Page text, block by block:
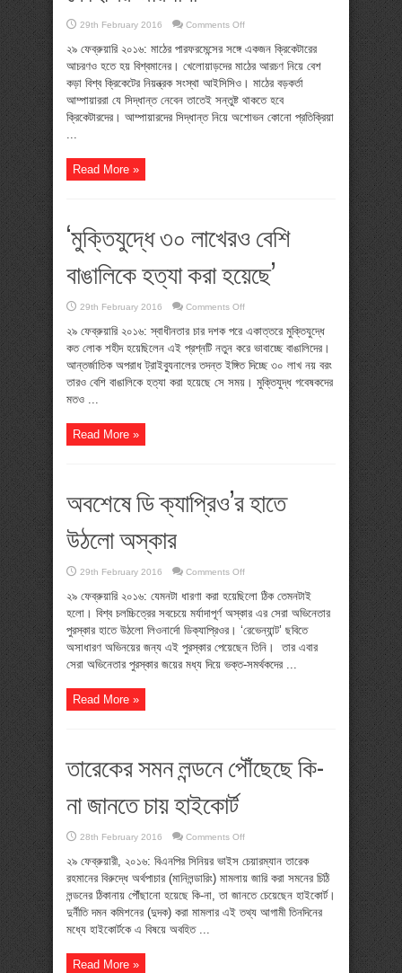
29th February 2016 Comments Offon
আম্পায়ারকে
গালি
দেয়ায়
কোহলির
জরিমানা
২৯ ফেব্রুয়ারি ২০১৬: মাঠের পারফরমেন্সের সঙ্গে একজন ক্রিকেটারের
আচরণও হতে হয় বিশ্বমানের। খেলোয়াড়দের মাঠের আরচণ নিয়ে বেশ
কড়া বিশ্ব ক্রিকেটের নিয়ন্ত্রক সংস্থা আইসিসিও। মাঠের বড়কর্তা
আম্পায়াররা যে সিদ্ধান্ত নেবেন তাতেই সন্তুষ্ট থাকতে হবে
ক্রিকেটারদের। আম্পায়ারদের সিদ্ধান্ত নিয়ে অশোভন কোনো প্রতিক্রিয়া
...
Read More »
‘মুক্তিযুদ্ধে ৩০ লাখেরও বেশি
বাঙালিকে হত্যা করা হয়েছে’
29th February 2016 Comments Offon
৩০
লাখেরও
বেশি
বাঙালিকে
হত্যা
করা
হয়েছে’
২৯ ফেব্রুয়ারি ২০১৬: স্বাধীনতার চার দশক পরে একাত্তরে মুক্তিযুদ্ধে
কত লোক শহীদ হয়েছিলেন এই প্রশ্নটি নতুন করে ভাবাচ্ছে বাঙালিদের।
আন্তর্জাতিক অপরাধ ট্রাইব্যুনালের তদন্ত ইঙ্গিত দিচ্ছে ৩০ লাখ নয় বরং
তারও বেশি বাঙালিকে হত্যা করা হয়েছে সে সময়। মুক্তিযুদ্ধ গবেষকদের
মতও ...
Read More »
অবশেষে ডি ক্যাপ্রিও’র হাতে
উঠলো অস্কার
29th February 2016 Comments Offon
ডি
ক্যাপ্রিও’র
হাতে
অস্কার
২৯ ফেব্রুয়ারি ২০১৬: যেমনটা ধারণা করা হয়েছিলো ঠিক তেমনটাই
হলো। বিশ্ব চলচ্চিত্রের সবচেয়ে মর্যাদাপূর্ণ অস্কার এর সেরা অভিনেতার
পুরস্কার হাতে উঠলো লিওনার্দো ডিক্যাপ্রিওর। ‘রেভেন্যান্ট’ ছবিতে
অসাধারণ অভিনয়ের জন্য এই পুরস্কার পেয়েছেন তিনি। তার এবার
সেরা অভিনেতার পুরস্কার জয়ের মধ্য দিয়ে ভক্ত-সমর্থকদের ...
Read More »
তারেকের সমন লন্ডনে পৌঁছেছে কি-
না জানতে চায় হাইকোর্ট
28th February 2016 Comments Offon
সমন
লন্ডনে
পৌঁছেছে
না
জানতে
চায়
২৯ ফেব্রুয়ারী, ২০১৬: বিএনপির সিনিয়র ভাইস চেয়ারম্যান তারেক
রহমানের বিরুদ্ধে অর্থপাচার (মানিলন্ডারিং) মামলায় জারি করা সমনের চিঠি
লন্ডনের ঠিকানায় পৌঁছানো হয়েছে কি-না, তা জানতে চেয়েছেন হাইকোর্ট।
দুর্নীতি দমন কমিশনের (দুদক) করা মামলার এই তথ্য আগামী তিনদিনের
মধ্যে হাইকোর্টকে এ বিষয়ে অবহিত ...
Read More »